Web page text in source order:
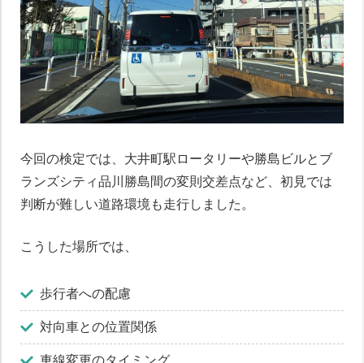
今回の検定では、大井町駅ロータリーや勝島ビルとブ
ランズシティ品川勝島間の変則交差点など、初見では
判断が難しい道路環境も走行しました。
こうした場所では、
歩行者への配慮
対向車との位置関係
車線変更のタイミング